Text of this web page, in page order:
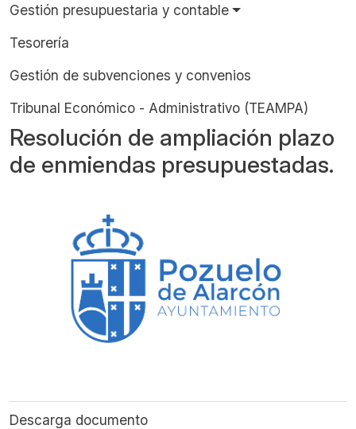
Gestión presupuestaria y contable
Tesorería
Gestión de subvenciones y convenios
Tribunal Económico - Administrativo (TEAMPA)
Resolución de ampliación plazo
de enmiendas presupuestadas.
Descarga documento